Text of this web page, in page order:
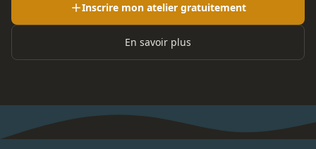
Inscrire mon atelier gratuitement
En savoir plus